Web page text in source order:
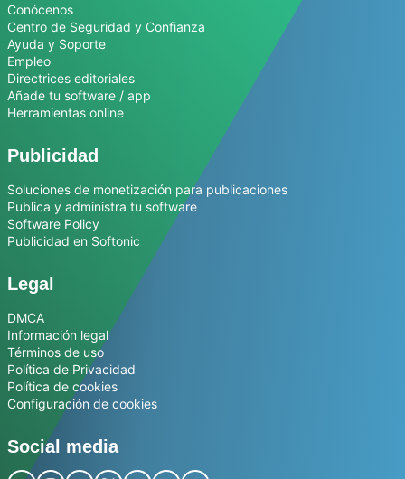
Conócenos
Centro de Seguridad y Confianza
Ayuda y Soporte
Empleo
Directrices editoriales
Añade tu software / app
Herramientas online
Publicidad
Soluciones de monetización para publicaciones
Publica y administra tu software
Software Policy
Publicidad en Softonic
Legal
DMCA
Información legal
Términos de uso
Política de Privacidad
Política de cookies
Configuración de cookies
Social media